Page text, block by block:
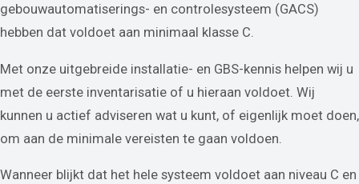
gebouwautomatiserings- en controlesysteem (GACS)
hebben dat voldoet aan minimaal klasse C.
Met onze uitgebreide installatie- en GBS-kennis helpen wij u
met de eerste inventarisatie of u hieraan voldoet. Wij
kunnen u actief adviseren wat u kunt, of eigenlijk moet doen,
om aan de minimale vereisten te gaan voldoen.
Wanneer blijkt dat het hele systeem voldoet aan niveau C en